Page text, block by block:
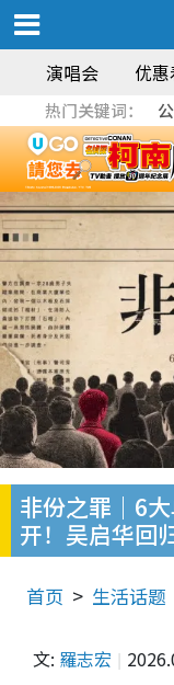
演唱会 优
热门关键词：
非份之罪｜6
开！吴启华回
首页 生活话题
文: 羅志宏